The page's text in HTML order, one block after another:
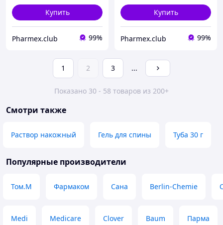
Купить
Pharmex.club 99%
Купить
Pharmex.club 99%
1 2 3 ...
Показано 30 - 58 товаров из 200+
Смотри также
Раствор накожный Гель для спины Туба 30 г
Популярные производители
Том.М Фармаком Сана Berlin-Chemie
Medi Medicare Clover Baum Парма